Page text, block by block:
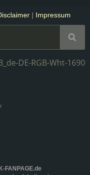
| Impressum
FANPAGE.de